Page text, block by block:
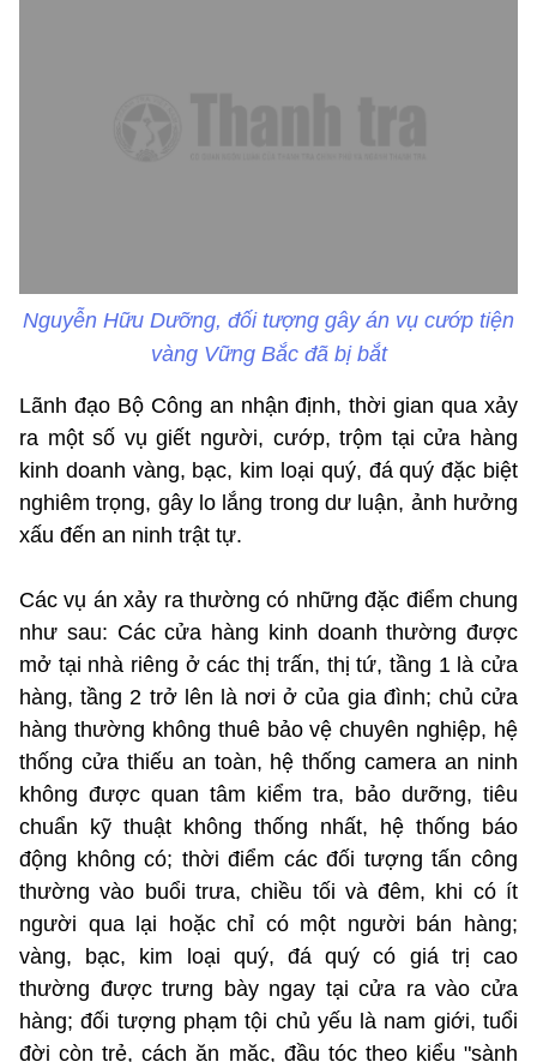
Nguyễn Hữu Dưỡng, đối tượng gây án vụ cướp tiện
vàng Vững Bắc đã bị bắt
Lãnh đạo Bộ Công an nhận định, thời gian qua xảy
ra một số vụ giết người, cướp, trộm tại cửa hàng
kinh doanh vàng, bạc, kim loại quý, đá quý đặc biệt
nghiêm trọng, gây lo lắng trong dư luận, ảnh hưởng
xấu đến an ninh trật tự.
Các vụ án xảy ra thường có những đặc điểm chung
như sau: Các cửa hàng kinh doanh thường được
mở tại nhà riêng ở các thị trấn, thị tứ, tầng 1 là cửa
hàng, tầng 2 trở lên là nơi ở của gia đình; chủ cửa
hàng thường không thuê bảo vệ chuyên nghiệp, hệ
thống cửa thiếu an toàn, hệ thống camera an ninh
không được quan tâm kiểm tra, bảo dưỡng, tiêu
chuẩn kỹ thuật không thống nhất, hệ thống báo
động không có; thời điểm các đối tượng tấn công
thường vào buổi trưa, chiều tối và đêm, khi có ít
người qua lại hoặc chỉ có một người bán hàng;
vàng, bạc, kim loại quý, đá quý có giá trị cao
thường được trưng bày ngay tại cửa ra vào cửa
hàng; đối tượng phạm tội chủ yếu là nam giới, tuổi
đời còn trẻ, cách ăn mặc, đầu tóc theo kiểu "sành